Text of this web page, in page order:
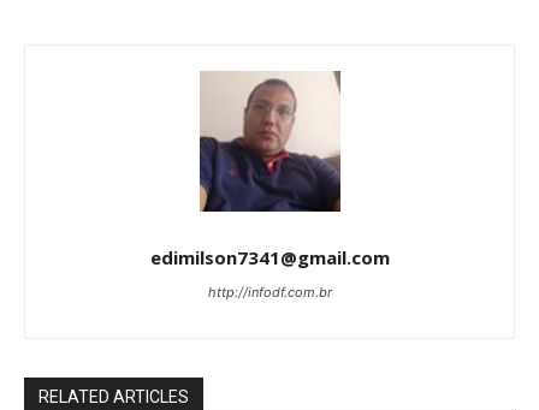
edimilson7341@gmail.com
http://infodf.com.br
RELATED ARTICLES